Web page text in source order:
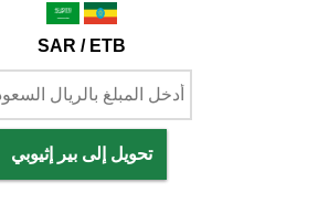
SAR / ETB
تحويل إلى بير إثيوبي